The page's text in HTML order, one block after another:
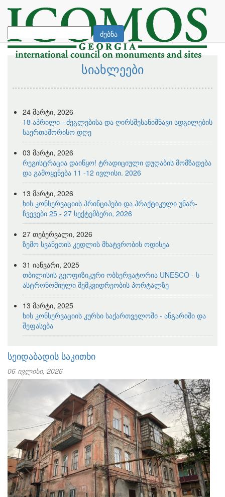
ძებნა
სიახლეები
24 მარტი, 2026
18 აპრილი - ძეგლებისა და ღირსშესანიშნავი ადგილების
საერთაშორისო დღე
03 მარტი, 2026
რეგისტრაცია დაიწყო! ტრადიციული დუღაბის მომზადება
და გამოყენება 11 -12 ივლისი. 2026
13 მარტი, 2026
ხის კონსერვაციის პრინციპები და პრაქტიკული უნარ-
ჩვევები 25 - 27 სექტემბერი, 2026
27 თებერვალი, 2026
ზემო სვანეთის კედლის მხატვრობის ოდისეა
31 იანვარი, 2025
თბილისის გეოფიზიკური ობსერვატორია UNESCO - ს
ასტრონომიული მემკვიდრეობის პორტალზე
13 მარტი, 2025
ხის კონსერვაციის კურსი საქართველოში - ანგარიში და
შეფასება
სეიდაბადის საკითხი
06 ივლისი, 2026